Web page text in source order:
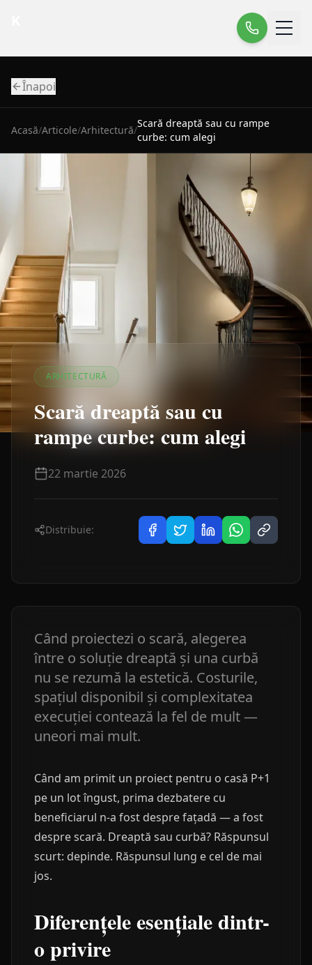
Înapoi
Acasă/Articole/Arhitectură/
Scară dreaptă sau cu rampe
curbe: cum alegi
ARHITECTURĂ
Scară dreaptă sau cu
rampe curbe: cum alegi
22 martie 2026
Distribuie:
Când proiectezi o scară, alegerea
între o soluție dreaptă și una curbă
nu se rezumă la estetică. Costurile,
spațiul disponibil și complexitatea
execuției contează la fel de mult —
uneori mai mult.
Când am primit un proiect pentru o casă P+1
pe un lot îngust, prima dezbatere cu
beneficiarul n-a fost despre fațadă — a fost
despre scară. Dreaptă sau curbă? Răspunsul
scurt: depinde. Răspunsul lung e cel de mai
jos.
Diferențele esențiale dintr-
o privire